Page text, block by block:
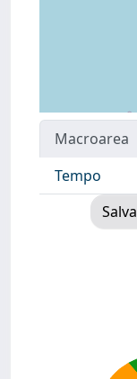
Macroarea
Tempo